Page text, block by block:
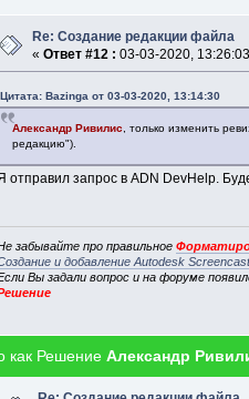
Re: Создание редакции файла
« Ответ #12 : 03-03-2020,
Цитата: Bazinga от 03-03-2020, 13:14:30
Александр Ривилис , только изменить
редакцию").
отправил запрос в ADN DevHelp.
забывайте про правильное
и добавление Autodesk
Вы задали вопрос и на форуме
как Решение Александр